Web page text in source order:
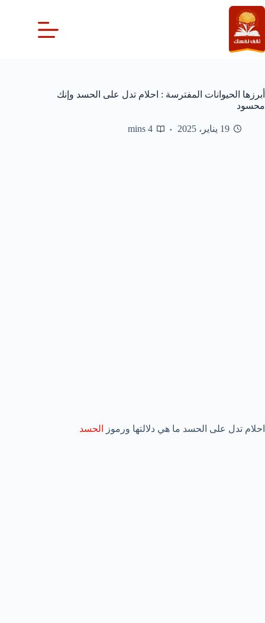
التجاوز
إلى
المحتوى
أبرزها الحيوانات المفترسة : احلام تدل على الحسد وإنك
محسود
19 يناير، 2025 4 mins
احلام تدل على الحسد ما هي دلالتها ورموز الحسد